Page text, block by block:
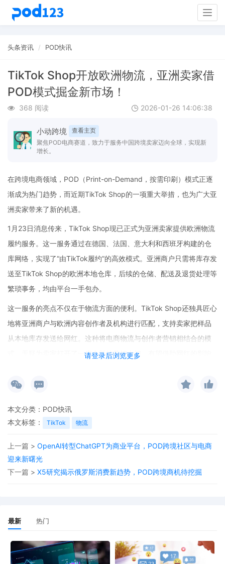
头条资讯 POD快讯
TikTok Shop开放欧洲物流，亚洲卖家借
POD模式掘金新市场！
368 阅读 2026-01-26 14:06:38
小动跨境
查看主页
聚焦POD电商赛道，致力于服务中国跨境卖家迈向全球，实现新
增长。
请登录后浏览更多
在跨境电商领域，POD（Print-on-Demand，按需印刷）模式正逐
渐成为热门趋势，而近期TikTok Shop的一项重大举措，也为广大亚
洲卖家带来了新的机遇。
1月23日消息传来，TikTok Shop现已正式为亚洲卖家提供欧洲物流
履约服务。这一服务通过在德国、法国、意大利和西班牙构建的仓
库网络，实现了“由TikTok履约”的高效模式。亚洲商户只需将库存发
送至TikTok Shop的欧洲本地仓库，后续的仓储、配送及退货处理等
繁琐事务，均由平台一手包办。
这一服务的亮点不仅在于物流方面的便利。TikTok Shop还独具匠心
地将亚洲商户与欧洲内容创作者及机构进行匹配，支持卖家把样品
从本地库存发送给网红。这种将电商物流与创作者营销相结合的模
式，无疑为卖家打开了一扇全新的营销大门，有望借助网红的影响
与此同时，TikTok在美国市场也有新动作。其已宣布结束卖家自发
这一举措体现了TikTok对平台物流体系的重视和优化决心。
的步伐。据了解，其预计将进入波兰、荷兰、比利时和瑞典等新市
场。对于亚洲卖家而言，在借助TikTok Shop的物流服务进军欧洲市
洲市场的文化和消费习惯，撰写具有吸引力的文案，提升商品的竞
争力。POD跨境资讯也能为卖家提供最新的行业动态和市场趋势，
帮助卖家做出更明智的决策。
本文分类： POD快讯
本文标签：
TikTok 物流
上一篇 > OpenAI转型ChatGPT为商业平台，POD跨境社区与电商
迎来新曙光
下一篇 > X5研究揭示俄罗斯消费新趋势，POD跨境商机待挖掘
最新 热门